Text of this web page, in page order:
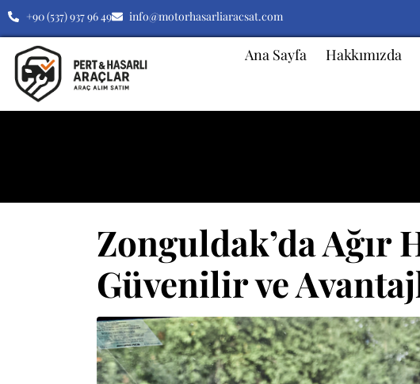
+90 (537) 937 96 49 info@motorhasarliaracsat.com
Ana Sayfa Hakkımızda
Zonguldak’da Ağır
Güvenilir ve